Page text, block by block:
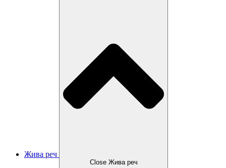
Жива реч
Close Жива реч